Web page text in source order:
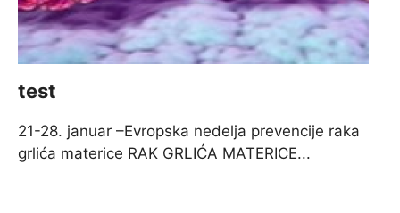
test
21-28. januar –Evropska nedelja prevencije raka
grlića materice RAK GRLIĆA MATERICE...